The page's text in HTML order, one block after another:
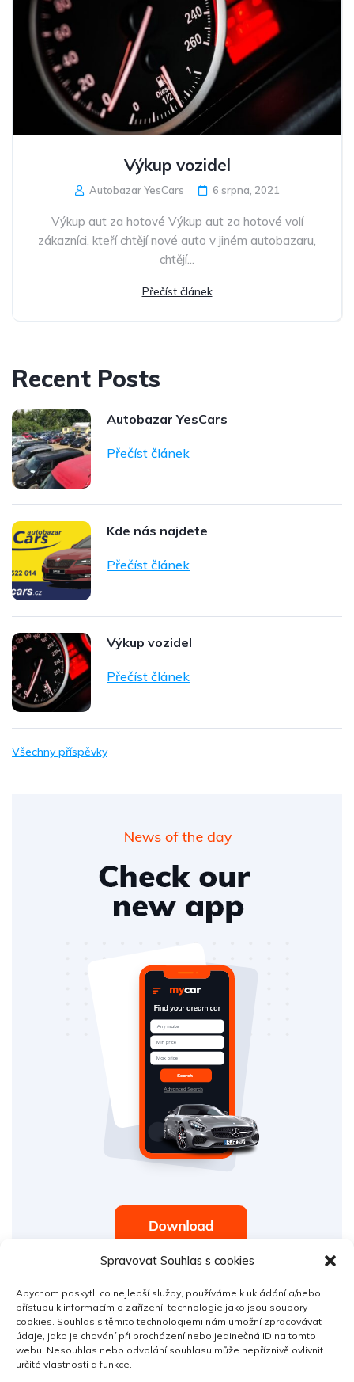
Spravovat Souhlas s cookies
Abychom poskytli co nejlepší služby, používáme k ukládání a/nebo
přístupu k informacím o zařízení, technologie jako jsou soubory
cookies. Souhlas s těmito technologiemi nám umožní zpracovávat
údaje, jako je chování při procházení nebo jedinečná ID na tomto
webu. Nesouhlas nebo odvolání souhlasu může nepříznivě ovlivnit
určité vlastnosti a funkce.
Výkup vozidel
Autobazar YesCars 6 srpna, 2021
Výkup aut za hotové Výkup aut za hotové volí
zákazníci, kteří chtějí nové auto v jiném autobazaru,
chtějí...
Přečíst článek
Recent Posts
Autobazar YesCars
Přečíst článek
Kde nás najdete
Přečíst článek
Výkup vozidel
Přečíst článek
Všechny příspěvky
Popular Tags